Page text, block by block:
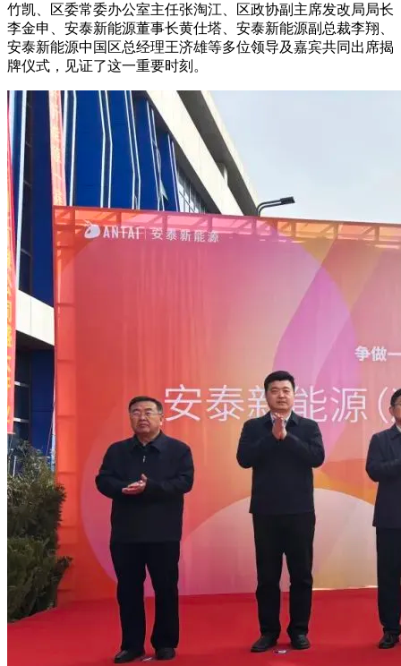
竹凯、区委常委办公室主任张淘江、区政协副主席发改局局长
李金申、安泰新能源董事长黄仕塔、安泰新能源副总裁李翔、
安泰新能源中国区总经理王济雄等多位领导及嘉宾共同出席揭
牌仪式，见证了这一重要时刻。